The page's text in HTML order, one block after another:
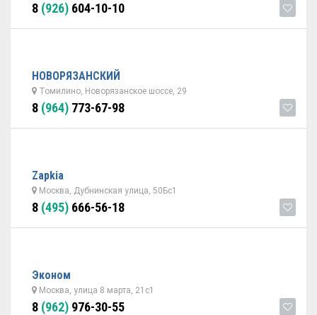
8 (926) 604-10-10
НОВОРЯЗАНСКИЙ
Томилино, Новорязанское шоссе, 29
8 (964) 773-67-98
Zapkia
Москва, Дубнинская улица, 50Бс1
8 (495) 666-56-18
Эконом
Москва, улица 8 марта, 21с1
8 (962) 976-30-55